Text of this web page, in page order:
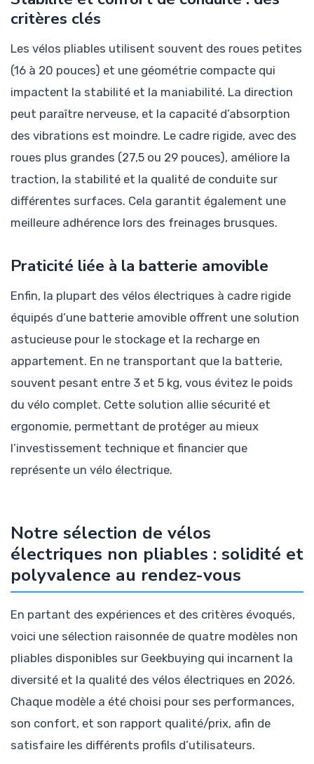
critères clés
Les vélos pliables utilisent souvent des roues petites
(16 à 20 pouces) et une géométrie compacte qui
impactent la stabilité et la maniabilité. La direction
peut paraître nerveuse, et la capacité d’absorption
des vibrations est moindre. Le cadre rigide, avec des
roues plus grandes (27,5 ou 29 pouces), améliore la
traction, la stabilité et la qualité de conduite sur
différentes surfaces. Cela garantit également une
meilleure adhérence lors des freinages brusques.
Praticité liée à la batterie amovible
Enfin, la plupart des vélos électriques à cadre rigide
équipés d’une batterie amovible offrent une solution
astucieuse pour le stockage et la recharge en
appartement. En ne transportant que la batterie,
souvent pesant entre 3 et 5 kg, vous évitez le poids
du vélo complet. Cette solution allie sécurité et
ergonomie, permettant de protéger au mieux
l’investissement technique et financier que
représente un vélo électrique.
Notre sélection de vélos
électriques non pliables : solidité et
polyvalence au rendez-vous
En partant des expériences et des critères évoqués,
voici une sélection raisonnée de quatre modèles non
pliables disponibles sur Geekbuying qui incarnent la
diversité et la qualité des vélos électriques en 2026.
Chaque modèle a été choisi pour ses performances,
son confort, et son rapport qualité/prix, afin de
satisfaire les différents profils d’utilisateurs.